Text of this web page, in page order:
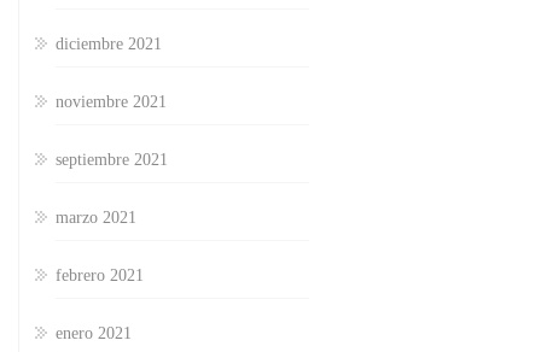
diciembre 2021
noviembre 2021
septiembre 2021
marzo 2021
febrero 2021
enero 2021